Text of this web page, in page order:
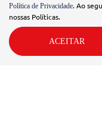
Política de Privacidade. Ao
nossas Políticas.
ACEITAR